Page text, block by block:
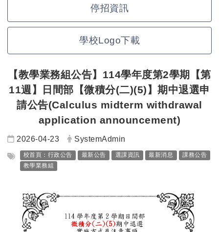
停招資訊
學校Logo下載
【教學業務組公告】114學年度第2學期【第
11週】日間部【微積分(二)(5)】期中退選申
請公告(Calculus midterm withdrawal
application announcement)
日期：
2026-04-23 發布者：
SystemAdmin
標籤：
校首頁：行政公告 最新公告 選課資訊 最新消息
課務公告
教學業務組